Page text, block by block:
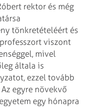
rektor és még
tönkretételéért és
viszont
mivel
általa is
ezzel tovább
egyre növekvő
egy hónapra